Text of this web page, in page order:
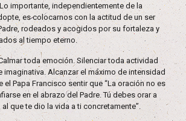
importante, independientemente de la
es colocarnos con la actitud de un ser
rodeados y acogidos por su fortaleza y
al tiempo eterno.
toda emoción. Silenciar toda actividad
imaginativa. Alcanzar el máximo de intensidad
el Papa Francisco sentir que “La oración no es
en el abrazo del Padre. Tú debes orar a
que te dio la vida a ti concretamente”.